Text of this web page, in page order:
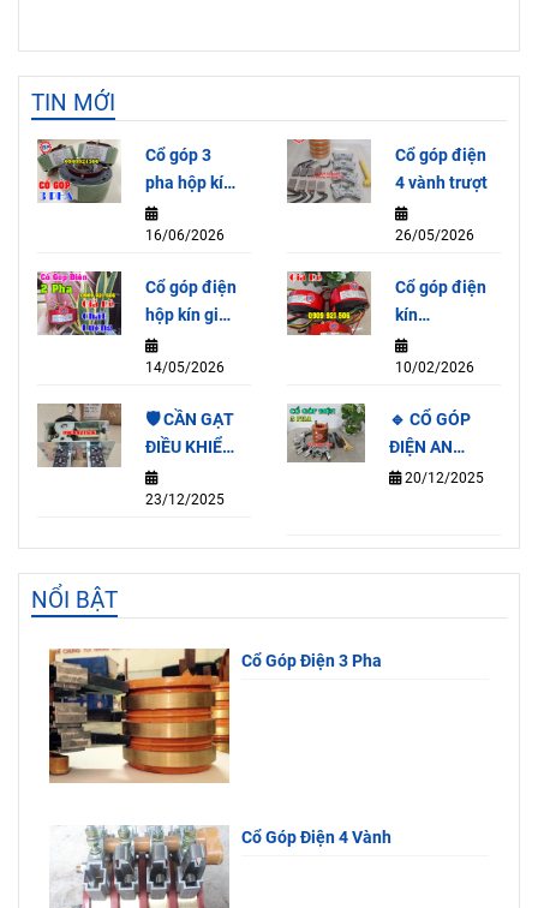
TIN MỚI
Cổ góp 3
pha hộp kín
SRH65155-
3P (15A)
16/06/2026
Cổ góp điện
4 vành trượt
26/05/2026
Cổ góp điện
hộp kín giá
rẻ
14/05/2026
Cổ góp điện
kín
SRH2078-
2P (15A)
10/02/2026
🛡️ CẦN GẠT
ĐIỀU KHIỂN
QT3A-4F
23/12/2025
🔹 CỔ GÓP
ĐIỆN AN
TOÀN 3 PHA
20/12/2025
NỔI BẬT
Cổ Góp Điện 3 Pha
Cổ Góp Điện 4 Vành